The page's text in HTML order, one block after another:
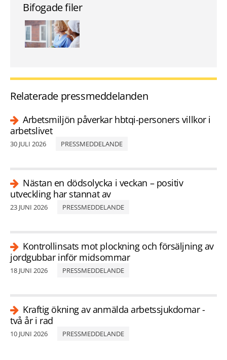
Bifogade filer
Relaterade pressmeddelanden
Arbetsmiljön påverkar hbtqi-personers villkor i
arbetslivet
30 JULI 2026 PRESSMEDDELANDE
Nästan en dödsolycka i veckan – positiv
utveckling har stannat av
23 JUNI 2026 PRESSMEDDELANDE
Kontrollinsats mot plockning och försäljning av
jordgubbar inför midsommar
18 JUNI 2026 PRESSMEDDELANDE
Kraftig ökning av anmälda arbetssjukdomar -
två år i rad
10 JUNI 2026 PRESSMEDDELANDE